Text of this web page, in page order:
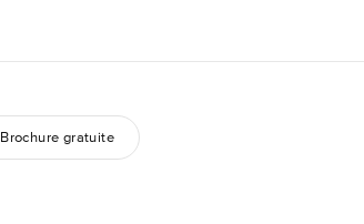
EF recrute
Brochure gratuite